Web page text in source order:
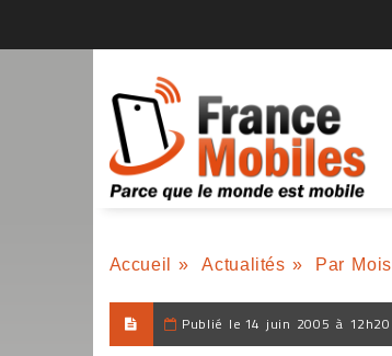
Accueil » Actualités » Par Mois
Publié le 14 juin 2005 à 12h20